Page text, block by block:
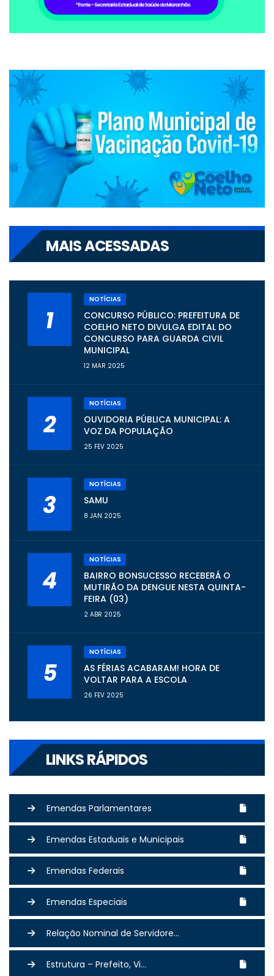
MAIS ACESSADAS
1
NOTÍCIAS
CONCURSO PÚBLICO: PREFEITURA DE
COELHO NETO DIVULGA EDITAL DO
CONCURSO PARA GUARDA CIVIL
MUNICIPAL
12 MAR 2025
2
NOTÍCIAS
OUVIDORIA PÚBLICA MUNICIPAL: A
VOZ DA POPULAÇÃO
25 FEV 2025
3
NOTÍCIAS
SAMU
8 JAN 2025
4
NOTÍCIAS
BAIRRO BONSUCESSO RECEBERÁ O
MUTIRÃO DA DENGUE NESTA QUINTA-
FEIRA (03)
2 ABR 2025
5
NOTÍCIAS
AS FÉRIAS ACABARAM! HORA DE
VOLTAR PARA A ESCOLA
26 FEV 2025
LINKS RÁPIDOS
Emendas Parlamentares
Emendas Estaduais e Municipais
Emendas Federais
Emendas Especiais
Relação Nominal de Servidore...
Estrutura – Prefeito, Vi...